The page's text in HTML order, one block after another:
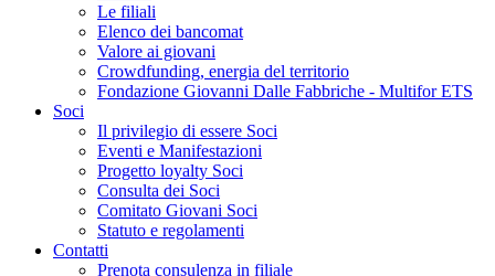
Le filiali
Elenco dei bancomat
Valore ai giovani
Crowdfunding, energia del territorio
Fondazione Giovanni Dalle Fabbriche - Multifor ETS
Soci
Il privilegio di essere Soci
Eventi e Manifestazioni
Progetto loyalty Soci
Consulta dei Soci
Comitato Giovani Soci
Statuto e regolamenti
Contatti
Prenota consulenza in filiale